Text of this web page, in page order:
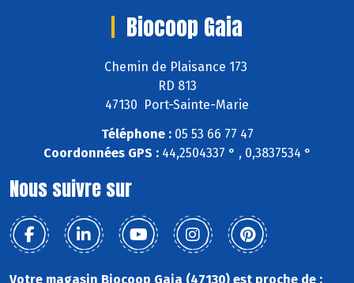
Biocoop Gaia
Chemin de Plaisance 173
RD 813
47130 Port-Sainte-Marie
Téléphone :05 53 66 77 47
Coordonnées GPS :44,2504337 ° , 0,3837534 °
Nous suivre sur
Votre magasin Biocoop Gaia (47130) est proche de :